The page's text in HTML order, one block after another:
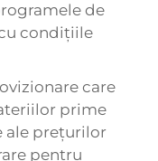
de
condițiile
care
prime
ale prețurilor
pentru